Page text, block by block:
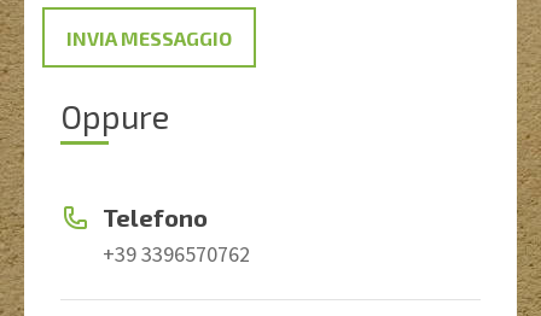
Oppure
Telefono
+39 3396570762